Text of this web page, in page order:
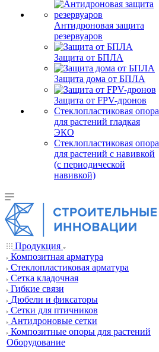
Антидроновая защита
резервуаров
Защита от БПЛА
Защита дома от БПЛА
Защита от FPV-дронов
Стеклопластиковая опора
для растений гладкая
ЭКО
Стеклопластиковая опора
для растений с навивкой
(с периодической
навивкой)
Продукция
Композитная арматура
Cтеклопластиковая арматура
Сетка кладочная
Гибкие связи
Дюбели и фиксаторы
Сетки для птичников
Антидроновые сетки
Композитные опоры для растений
Оборудование